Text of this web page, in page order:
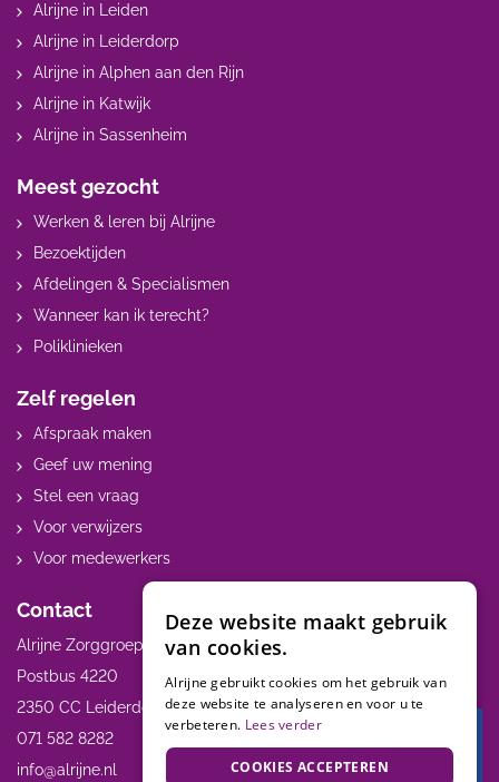
Alrijne in Leiden
Alrijne in Leiderdorp
Alrijne in Alphen aan den Rijn
Alrijne in Katwijk
Alrijne in Sassenheim
Meest gezocht
Werken & leren bij Alrijne
Bezoektijden
Afdelingen & Specialismen
Wanneer kan ik terecht?
Poliklinieken
Zelf regelen
Afspraak maken
Geef uw mening
Stel een vraag
Voor verwijzers
Voor medewerkers
Contact
Alrijne Zorggroep
Postbus 4220
2350 CC Leiderdorp
071 582 8282
info@alrijne.nl
Terug
Deze website maakt gebruik
van cookies.
Alrijne gebruikt cookies om het gebruik van
deze website te analyseren en voor u te
verbeteren. Lees verder
COOKIES ACCEPTEREN